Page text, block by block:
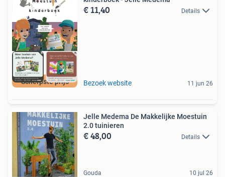
Scherpste prijs
€ 11,40 Details
Bezoek website 11 jun 26
Jelle Medema De Makkelijke Moestuin
2.0 tuinieren
€ 48,00 Details
Gouda 10 jul 26